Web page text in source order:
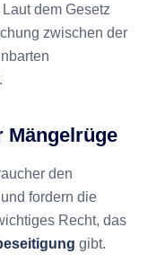
dem Gesetz
zwischen der
Mängelrüge
den
fordern die
Recht, das
gibt.